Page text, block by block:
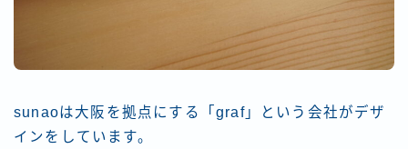
sunaoは大阪を拠点にする「graf」という会社がデザ
インをしています。